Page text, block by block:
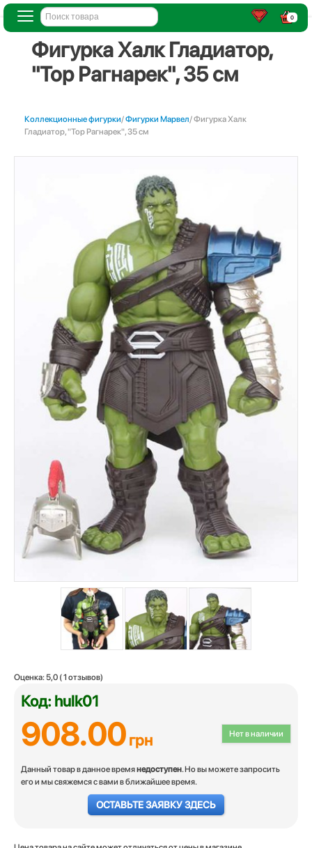
0
Фигурка Халк Гладиатор,
"Тор Рагнарек", 35 см
Коллекционные фигурки/Фигурки Марвел/ Фигурка Халк
Гладиатор, "Тор Рагнарек", 35 см
Оценка: 5,0 (1 отзывов)
Код: hulk01
Нет в наличии
908.00грн
Данный товар в данное времянедоступен. Но вы можете запросить
его и мы свяжемся с вами в ближайшее время.
ОСТАВЬТЕ ЗАЯВКУ ЗДЕСЬ